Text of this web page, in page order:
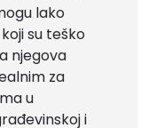
lako
su teško
njegova
za
u
i